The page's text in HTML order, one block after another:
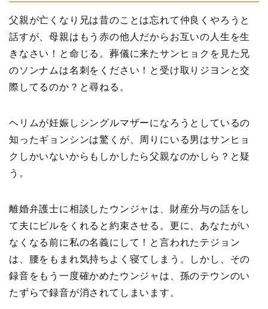
父親が亡くなり兄は昔のことは忘れて仲良くやろうと
話すが、母親はもう赤の他人だからお互いの人生を生
きなさい！と命じる。葬儀に来たサンヒョクを見た兄
のソンナムは名刺をください！と受け取りジヨンと交
際してるのか？と尋ねる。
ヘリムが妊娠しシングルマザーになろうとしているの
知ったギョンシンは驚くが、周りにいる男はサンヒョ
クしかいないからもしかしたら父親なのかしら？と疑
う。
離婚弁護士に相談したウンジャは、財産分与の話をし
て夫にビルをくれると約束させる。更に、あなたがい
なくなる前に私の名義にして！と言われたテジョン
は、腰をもまれ気持ちよく寝てしまう。しかし、その
録音をもう一度確かめたウンジャは、孫のテウンのい
たずらで録音が消されてしまいます。